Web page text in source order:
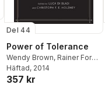
Del 44
Power of Tolerance
Wendy Brown, Rainer Forst
Luca Di Blasi
Holzhey
Häftad, 2014
357 kr